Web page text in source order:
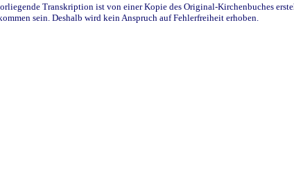
Transkription ist von einer Kopie des Original-Kirchenbuches
sein. Deshalb wird kein Anspruch auf Fehlerfreiheit erhoben.